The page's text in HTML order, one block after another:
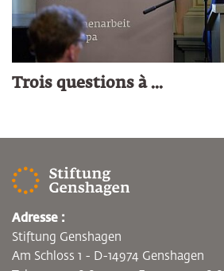
Trois questions à ...
Adresse :
Stiftung Genshagen
Am Schloss 1 - D-14974 Genshagen